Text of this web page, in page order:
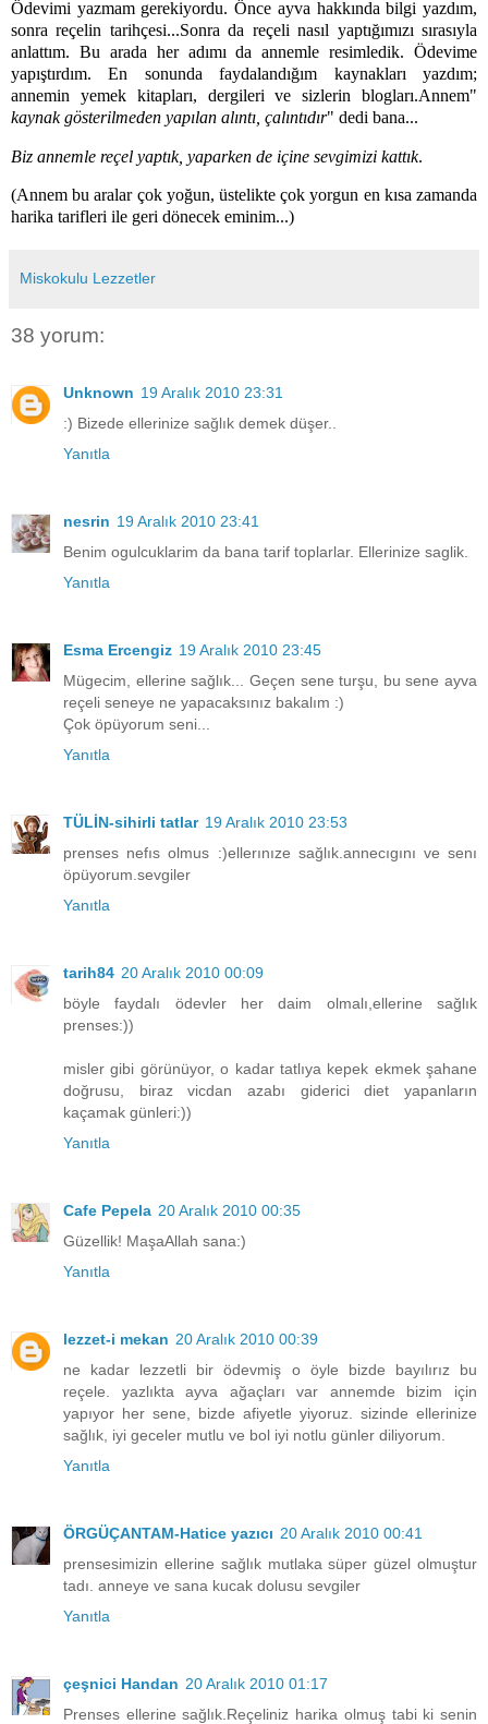
Ödevimi yazmam gerekiyordu. Önce ayva hakkında bilgi yazdım,
sonra reçelin tarihçesi...Sonra da reçeli nasıl yaptığımızı sırasıyla
anlattım. Bu arada her adımı da annemle resimledik. Ödevime
yapıştırdım. En sonunda faydalandığım kaynakları yazdım;
annemin yemek kitapları, dergileri ve sizlerin blogları.Annem"
kaynak gösterilmeden yapılan alıntı, çalıntıdır" dedi bana...
Biz annemle reçel yaptık, yaparken de içine sevgimizi kattık.
(Annem bu aralar çok yoğun, üstelikte çok yorgun en kısa zamanda
harika tarifleri ile geri dönecek eminim...)
Miskokulu Lezzetler
38 yorum:
Unknown 19 Aralık 2010 23:31
:) Bizede ellerinize sağlık demek düşer..
Yanıtla
nesrin 19 Aralık 2010 23:41
Benim ogulcuklarim da bana tarif toplarlar. Ellerinize saglik.
Yanıtla
Esma Ercengiz 19 Aralık 2010 23:45
Mügecim, ellerine sağlık... Geçen sene turşu, bu sene ayva
reçeli seneye ne yapacaksınız bakalım :)
Çok öpüyorum seni...
Yanıtla
TÜLİN-sihirli tatlar 19 Aralık 2010 23:53
prenses nefıs olmus :)ellerınıze sağlık.annecıgını ve senı
öpüyorum.sevgiler
Yanıtla
tarih84 20 Aralık 2010 00:09
böyle faydalı ödevler her daim olmalı,ellerine sağlık
prenses:))
misler gibi görünüyor, o kadar tatlıya kepek ekmek şahane
doğrusu, biraz vicdan azabı giderici diet yapanların
kaçamak günleri:))
Yanıtla
Cafe Pepela 20 Aralık 2010 00:35
Güzellik! MaşaAllah sana:)
Yanıtla
lezzet-i mekan 20 Aralık 2010 00:39
ne kadar lezzetli bir ödevmiş o öyle bizde bayılırız bu
reçele. yazlıkta ayva ağaçları var annemde bizim için
yapıyor her sene, bizde afiyetle yiyoruz. sizinde ellerinize
sağlık, iyi geceler mutlu ve bol iyi notlu günler diliyorum.
Yanıtla
ÖRGÜÇANTAM-Hatice yazıcı 20 Aralık 2010 00:41
prensesimizin ellerine sağlık mutlaka süper güzel olmuştur
tadı. anneye ve sana kucak dolusu sevgiler
Yanıtla
çeşnici Handan 20 Aralık 2010 01:17
Prenses ellerine sağlık.Reçeliniz harika olmuş tabi ki senin